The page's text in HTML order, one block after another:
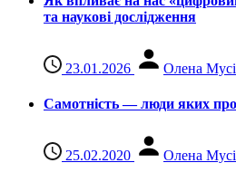
та наукові дослідження
23.01.2026 Олена
Самотність — люди яких
25.02.2020 Олена